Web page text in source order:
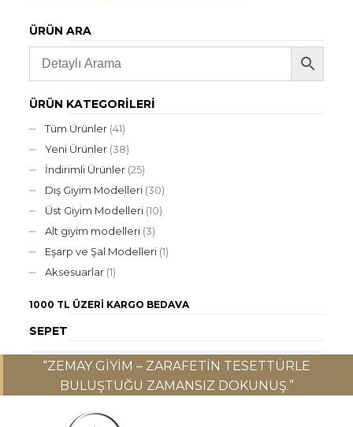
ÜRÜN ARA
ÜRÜN KATEGORILERI
Tüm Ürünler (41)
Yeni Ürünler (38)
İndirimli Ürünler (25)
Dış Giyim Modelleri (30)
Üst Giyim Modelleri (10)
Alt giyim modelleri (3)
Eşarp ve Şal Modelleri (1)
Aksesuarlar (1)
1000 TL ÜZERI KARGO BEDAVA
SEPET
“ZEMAY GIYIM – ZARAFETIN TESETTÜRLE
BULUŞTUĞU ZAMANSIZ DOKUNUŞ.”